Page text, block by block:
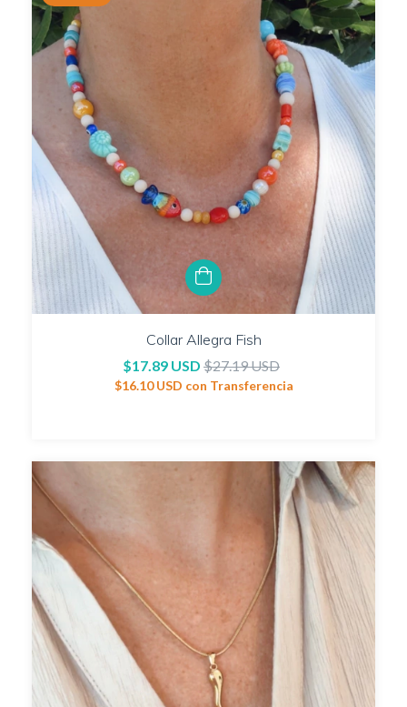
Collar Allegra Fish
$17.89 USD $27.19 USD
$16.10 USD con Transferencia